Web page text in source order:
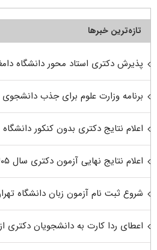
تازه‌ترین خبرها
پذیرش دکتری استاد محور دانشگاه دامغان
برنامه وزارت علوم برای جذب
اعلام نتایج دکتری بدون کنکور دانشگاه یزد
اعلام نتایج نهایی آزمون دکتری سال ۱۴۰۵ در اواخر مرداد
شروع ثبت نام آزمون زبان دانشگاه تهران
اعطای ردا کارت به دانشجویان دکتری از